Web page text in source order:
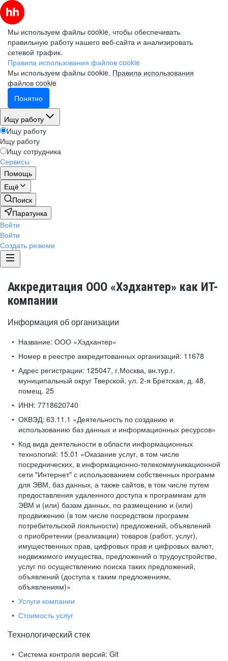
Мы используем файлы cookie, чтобы обеспечивать
правильную работу нашего веб-сайта и анализировать
сетевой трафик.
Правила использования файлов cookie
Мы используем файлы cookie. Правила использования
файлов cookie
Понятно
Ищу работу
Ищу работу
Ищу работу
Ищу сотрудника
Сервисы
Помощь
Ещё
Поиск
Паратунка
Войти
Войти
Создать резюме
Аккредитация ООО «Хэдхантер» как ИТ-
компании
Информация об организации
Название: ООО «Хэдхантер»
Номер в реестре аккредитованных организаций: 11678
Адрес регистрации: 125047, г.Москва, вн.тур.г.
муниципальный округ Тверской, ул. 2-я Бретская, д. 48,
помещ. 25
ИНН: 7718620740
ОКВЭД: 63.11.1 «Деятельность по созданию и
использованию баз данных и информационных ресурсов»
Код вида деятельности в области информационных
технологий: 15.01 «Оказание услуг, в том числе
посреднических, в информационно-телекоммуникационной
сети "Интернет" с использованием собственных программ
для ЭВМ, баз данных, а также сайтов, в том числе путем
предоставления удаленного доступа к программам для
ЭВМ и (или) базам данных, по размещению и (или)
продвижению (в том числе посредством программ
потребительской лояльности) предложений, объявлений
о приобретении (реализации) товаров (работ, услуг),
имущественных прав, цифровых прав и цифровых валют,
недвижимого имущества, предложений о трудоустройстве,
услуг по осуществлению поиска таких предложений,
объявлений (доступа к таким предложениям,
объявлениям)»
Услуги компании
Стоимость услуг
Технологический стек
Система контроля версий: Git